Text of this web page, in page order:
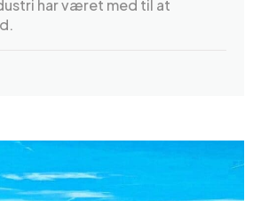
har været med til at